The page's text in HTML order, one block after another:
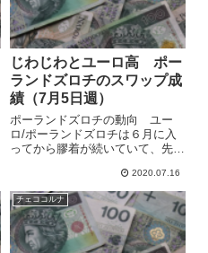
じわじわとユーロ高 ポー
ランドズロチのスワップ成
績（7月5日週）
ポーランドズロチの動向 ユー
ロ/ポーランドズロチは６月に入
ってから膠着が続いていて、先週
終わっています。今週に入ってか
らもユーロ高が続いていて抵抗と
なっていた4.48近辺を上に抜けて
しまっています。その後大きく...
2020.07.16
チェココルナ